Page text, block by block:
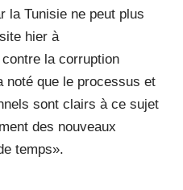
la Tunisie ne peut plus
hier à
la corruption
noté que le processus et
sont clairs à ce sujet
des nouveaux
temps».